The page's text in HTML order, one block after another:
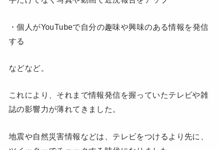
・個人がYouTubeで自分の趣味や興味のある情報を発信
する
などなど。
これにより、それまで情報発信を握っていたテレビや雑
誌の影響力が薄れてきました。
地震や自然災害情報などは、テレビをつけるより先に、